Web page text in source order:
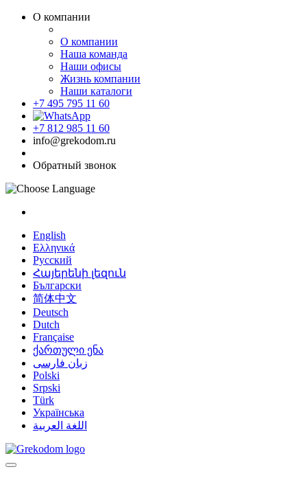
О компании
О компании
Наша команда
Наши офисы
Жизнь компании
Наши каталоги
+7 495 795 11 60
+7 812 985 11 60
info@grekodom.ru
Обратный звонок
English
Ελληνικά
Русский
Հայերենի լեզուն
Български
简体中文
Deutsch
Dutch
Française
ქართული ენა
زبان فارسی
Polski
Srpski
Türk
Українська
اللغة العربية